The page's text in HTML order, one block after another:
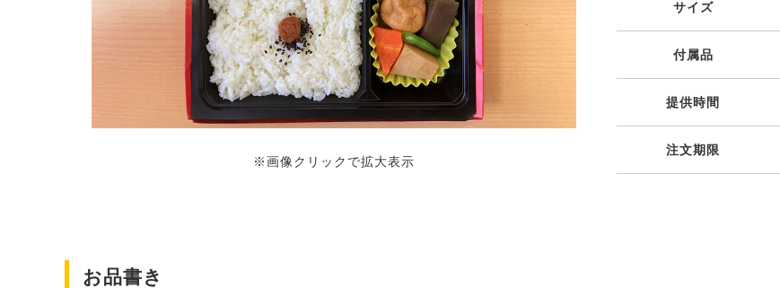
※画像クリックで拡大表示
サイズ
付属品
提供時間
注文期限
お品書き